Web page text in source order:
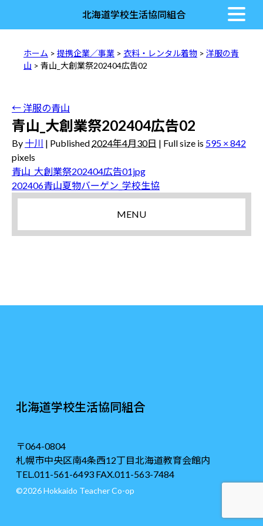
北海道学校生活協同組合
ホーム > 提携企業／事業 > 衣料・レンタル着物 > 洋服の青
山 > 青山_大創業祭202404広告02
← 洋服の青山
青山_大創業祭202404広告02
By 十川 | Published 2024年4月30日 | Full size is 595 × 842
pixels
青山_大創業祭202404広告01jpg
202406青山夏物バーゲン_学校生協
MENU
北海道学校生活協同組合
〒064-0804
札幌市中央区南4条西12丁目北海道教育会館内
TEL.011-561-6493 FAX.011-563-7484
©2026 Hokkaido Teacher Co-op